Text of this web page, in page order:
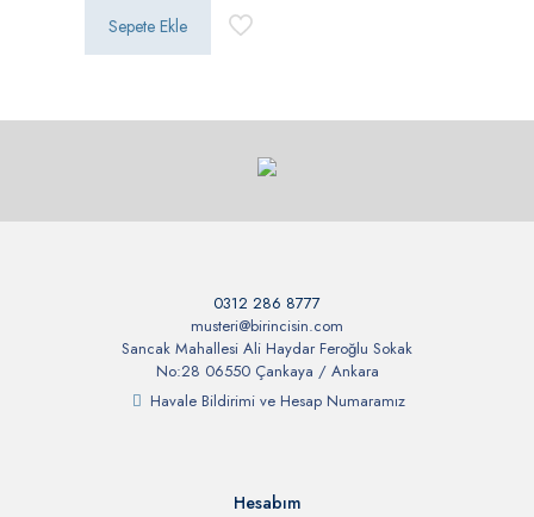
Sepete Ekle
0312 286 8777
musteri@birincisin.com
Sancak Mahallesi Ali Haydar Feroğlu Sokak
No:28 06550 Çankaya / Ankara
Havale Bildirimi ve Hesap Numaramız
Hesabım